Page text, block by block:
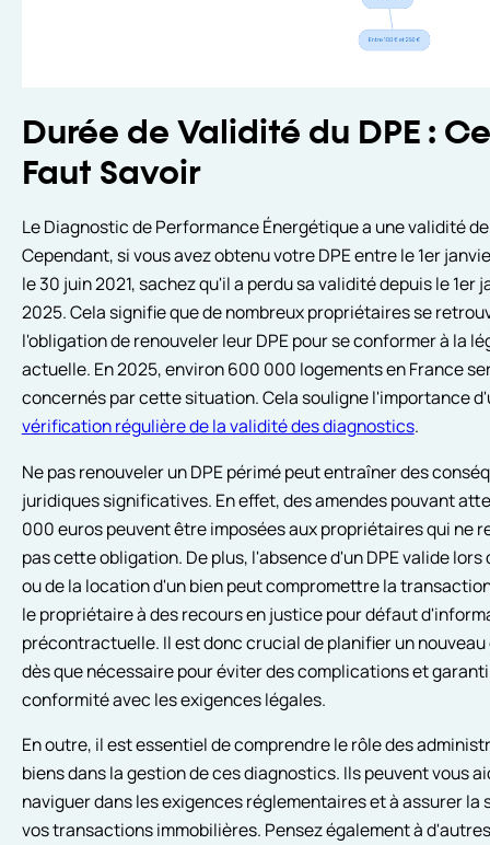
Durée de Validité du DPE :
Faut Savoir
Le Diagnostic de Performance Énergétique a une validité de
Cependant, si vous avez obtenu votre DPE entre le 1er
le 30 juin 2021, sachez qu'il a perdu sa validité depuis le 1er
2025. Cela signifie que de nombreux propriétaires se
l'obligation de renouveler leur DPE pour se conformer à la
actuelle. En 2025, environ 600 000 logements en France
concernés par cette situation. Cela souligne l'importance
vérification régulière de la validité des diagnostics.
Ne pas renouveler un DPE périmé peut entraîner des
juridiques significatives. En effet, des amendes pouvant
000 euros peuvent être imposées aux propriétaires qui ne
pas cette obligation. De plus, l'absence d'un DPE valide lors
ou de la location d'un bien peut compromettre la
le propriétaire à des recours en justice pour défaut
précontractuelle. Il est donc crucial de planifier un
dès que nécessaire pour éviter des complications et
conformité avec les exigences légales.
En outre, il est essentiel de comprendre le rôle des
biens dans la gestion de ces diagnostics. Ils peuvent vous
naviguer dans les exigences réglementaires et à assurer la
vos transactions immobilières. Pensez également à d'autres